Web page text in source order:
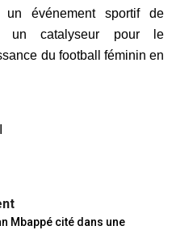
un événement sportif de
un catalyseur pour le
du football féminin en
Mbappé cité dans une